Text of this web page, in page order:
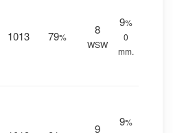
1013 79%
8
WSW
9%
0
mm.
9
9%